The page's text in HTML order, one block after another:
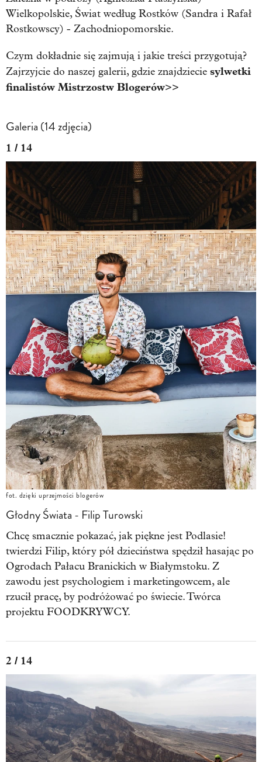
Wielkopolskie, Świat według Rostków (Sandra i Rafał
Rostkowscy) - Zachodniopomorskie.
Czym dokładnie się zajmują i jakie treści przygotują?
Zajrzyjcie do naszej galerii, gdzie znajdziecie sylwetki
finalistów Mistrzostw Blogerów>>
Galeria (14 zdjęcia)
1 / 14
fot. dzięki uprzejmości blogerów
Głodny Świata - Filip Turowski
Chcę smacznie pokazać, jak piękne jest Podlasie!
twierdzi Filip, który pół dzieciństwa spędził hasając po
Ogrodach Pałacu Branickich w Białymstoku. Z
zawodu jest psychologiem i marketingowcem, ale
rzucił pracę, by podróżować po świecie. Twórca
projektu FOODKRYWCY.
2 / 14